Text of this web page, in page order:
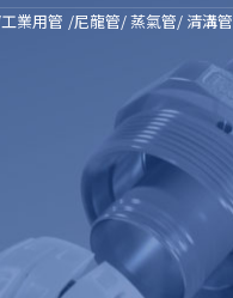
工業用管 尼龍管/ 蒸氣管/ 清溝管